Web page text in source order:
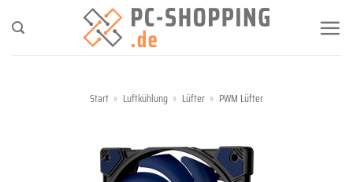
Inhalt
springen
Start » Luftkühlung » Lüfter » PWM Lüfter